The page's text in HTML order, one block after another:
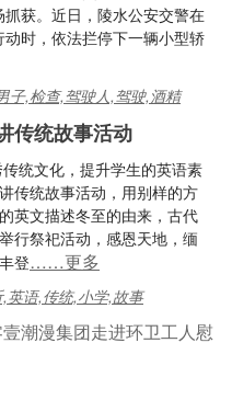
获。近日，陵水公安交警在
时，依法拦停下一辆小型轿
子,检查,驾驶人,驾驶,酒精
传统故事活动
统文化，提升学生的英语素
传统故事活动，用别样的方
英文描述冬至的由来，古代
行祭祀活动，感恩天地，缅
登……更多
英语,传统,小学,故事